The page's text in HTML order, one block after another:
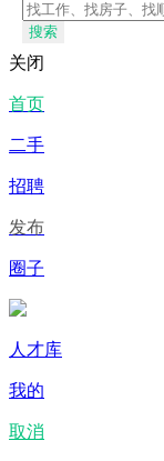
搜索
关闭
首页
二手
招聘
发布
圈子
人才库
我的
取消